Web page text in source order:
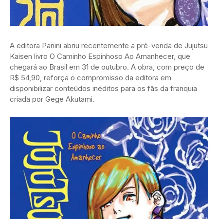
A editora Panini abriu recentemente a pré-venda de Jujutsu
Kaisen livro O Caminho Espinhoso Ao Amanhecer, que
chegará ao Brasil em 31 de outubro. A obra, com preço de
R$ 54,90, reforça o compromisso da editora em
disponibilizar conteúdos inéditos para os fãs da franquia
criada por Gege Akutami.